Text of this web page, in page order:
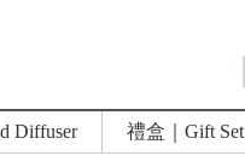
Diffuser 禮盒｜Gift Set